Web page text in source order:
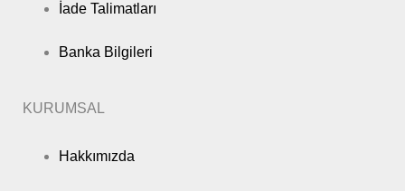
İade Talimatları
Banka Bilgileri
KURUMSAL
Hakkımızda